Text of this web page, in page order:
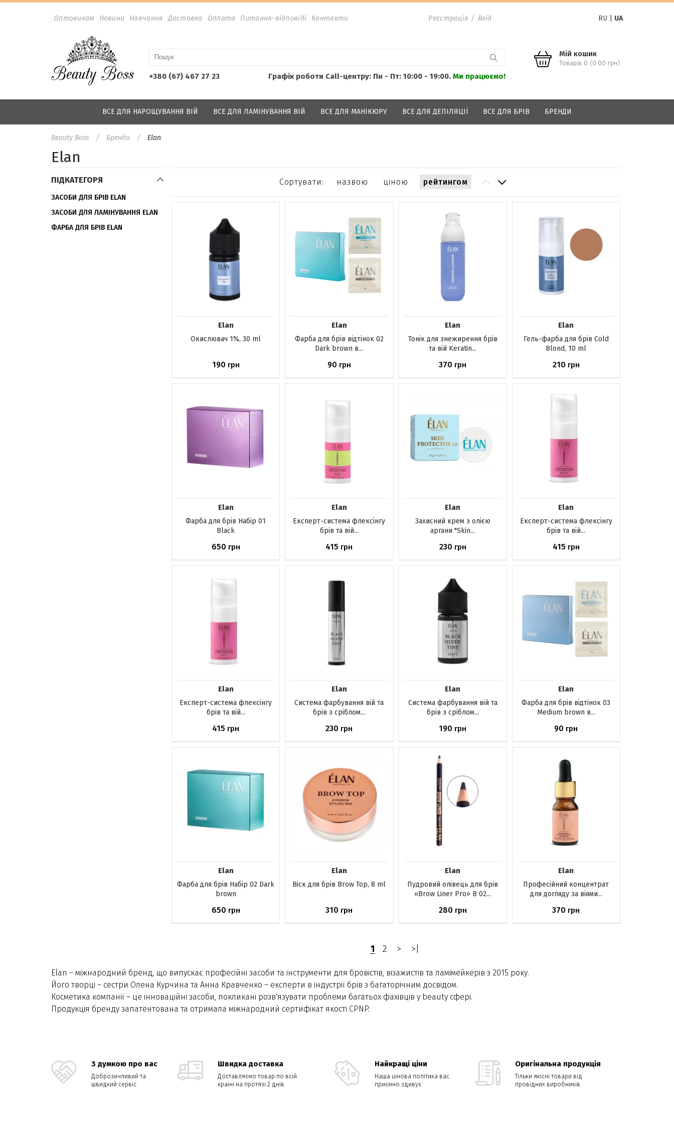
Оптовикам Новини Навчання Доставка Оплата Питання-відповіді Контакти Реєстрація / Вхід RU UA
+380 (67) 467 27 23 Графік роботи Call-центру: Пн - Пт: 10:00 - 19:00. Ми працюємо!
Мій кошик
Товарів 0 (0.00 грн)
ВСЕ ДЛЯ НАРОЩУВАННЯ ВІЙ ВСЕ ДЛЯ ЛАМІНУВАННЯ ВІЙ ВСЕ ДЛЯ МАНІКЮРУ ВСЕ ДЛЯ ДЕПІЛЯЦІЇ ВСЕ ДЛЯ БРІВ БРЕНДИ
Beauty Boss Бренди Elan
Elan
ПІДКАТЕГОРЯ
ЗАСОБИ ДЛЯ БРІВ ELAN
ЗАСОБИ ДЛЯ ЛАМІНУВАННЯ ELAN
ФАРБА ДЛЯ БРІВ ELAN
Сортувати: назвою ціною рейтингом
Elan
Окислювач 1%, 30 ml
190 грн
Elan
Фарба для брів відтінок 02
Dark brown в...
90 грн
Elan
Тонік для знежирення брів
та вій Keratin...
370 грн
Elan
Гель-фарба для брів Cold
Blond, 10 ml
210 грн
Elan
Фарба для брів Набір 01
Black
650 грн
Elan
Експерт-система флексінгу
брів та вій...
415 грн
Elan
Захисний крем з олією
аргани "Skin...
230 грн
Elan
Експерт-система флексінгу
брів та вій...
415 грн
Elan
Експерт-система флексінгу
брів та вій...
415 грн
Elan
Система фарбування вій та
брів з сріблом...
230 грн
Elan
Система фарбування вій та
брів з сріблом...
190 грн
Elan
Фарба для брів відтінок 03
Medium brown в...
90 грн
Elan
Фарба для брів Набір 02 Dark
brown
650 грн
Elan
Віск для брів Brow Top, 8 ml
310 грн
Elan
Пудровий олівець для брів
«Brow Liner Pro» B 02...
280 грн
Elan
Професійний концентрат
для догляду за віями...
370 грн
1 2 > >|
Elan – міжнародний бренд, що випускає професійні засоби та інструменти для бровістів, візажистів та ламімейкерів з 2015 року.
Його творці – сестри Олена Курчина та Анна Кравченко – експерти в індустрії брів з багаторічним досвідом.
Косметика компанії – це інноваційні засоби, покликані розв'язувати проблеми багатьох фахівців у beauty сфері.
Продукція бренду запатентована та отримала міжнародний сертифікат якості CPNP.
З думкою про вас
Доброзичливий та
швидкий сервіс
Швидка доставка
Доставляємо товар по всій
країні на протязі 2 днів
Найкращі ціни
Наша цінова політика вас
приємно здивує
Оригінальна продукція
Тільки якісні товари від
провідних виробників